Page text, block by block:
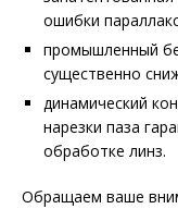
ошибки
промышленный
существенно
динамический
нарезки паза
обработке линз.
Обращаем ваше